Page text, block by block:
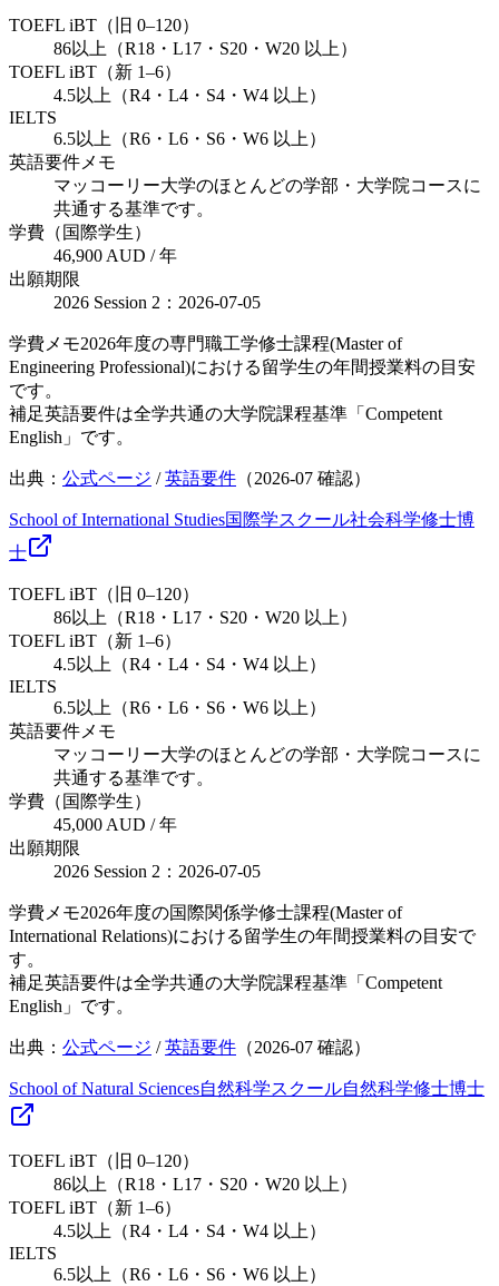
TOEFL iBT（旧 0–120）
86以上（R18・L17・S20・W20 以上）
TOEFL iBT（新 1–6）
4.5以上（R4・L4・S4・W4 以上）
IELTS
6.5以上（R6・L6・S6・W6 以上）
英語要件メモ
マッコーリー大学のほとんどの学部・大学院コースに
共通する基準です。
学費（国際学生）
46,900 AUD / 年
出願期限
2026 Session 2：2026-07-05
学費メモ2026年度の専門職工学修士課程(Master of
Engineering Professional)における留学生の年間授業料の目安
です。
補足英語要件は全学共通の大学院課程基準「Competent
English」です。
出典： 公式ページ /英語要件 （2026-07 確認）
School of International Studies国際学スクール社会科学修士博
士
TOEFL iBT（旧 0–120）
86以上（R18・L17・S20・W20 以上）
TOEFL iBT（新 1–6）
4.5以上（R4・L4・S4・W4 以上）
IELTS
6.5以上（R6・L6・S6・W6 以上）
英語要件メモ
マッコーリー大学のほとんどの学部・大学院コースに
共通する基準です。
学費（国際学生）
45,000 AUD / 年
出願期限
2026 Session 2：2026-07-05
学費メモ2026年度の国際関係学修士課程(Master of
International Relations)における留学生の年間授業料の目安で
す。
補足英語要件は全学共通の大学院課程基準「Competent
English」です。
出典： 公式ページ /英語要件 （2026-07 確認）
School of Natural Sciences自然科学スクール自然科学修士博士
TOEFL iBT（旧 0–120）
86以上（R18・L17・S20・W20 以上）
TOEFL iBT（新 1–6）
4.5以上（R4・L4・S4・W4 以上）
IELTS
6.5以上（R6・L6・S6・W6 以上）